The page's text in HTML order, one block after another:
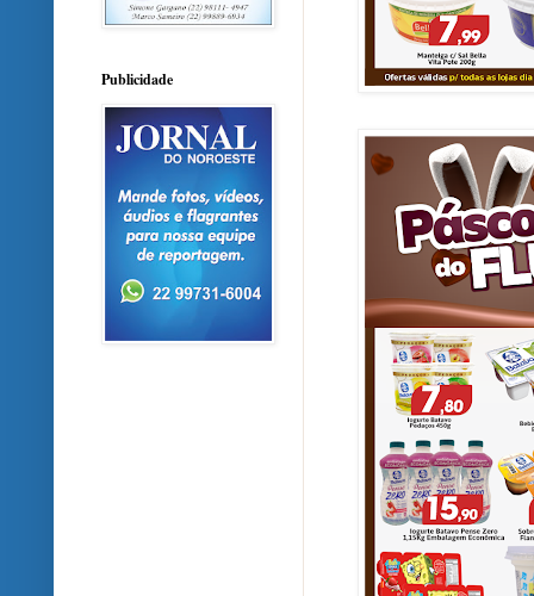
Publicidade